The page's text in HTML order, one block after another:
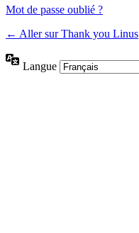
Mot de passe oublié ?
← Aller sur Thank you Linus
Langue